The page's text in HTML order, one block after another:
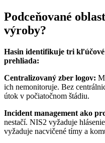
Podceňované
výroby?
Hasin identifikuje tri kľúčové
prehliada:
Centralizovaný zber logov:
ich nemonitoruje. Bez
útok v počiatočnom štádiu.
Incident management ako
nestačí. NIS2 vyžaduje
vyžaduje nacvičené tímy a